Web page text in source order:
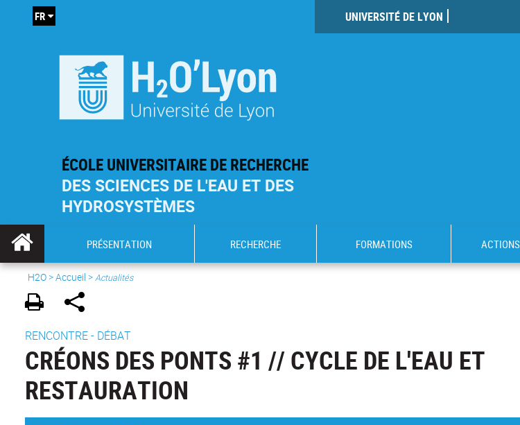
ÉCOLE UNIVERSITAIRE DE RECHERCHE
DES SCIENCES DE L'EAU ET DES
HYDROSYSTÈMES
UNIVERSITÉ DE LYON
FR
PRÉSENTATION RECHERCHE FORMATIONS ACTIONS
H2O>Accueil >Actualités
RENCONTRE - DÉBAT
CRÉONS DES PONTS #1 // CYCLE DE L'EAU ET
RESTAURATION